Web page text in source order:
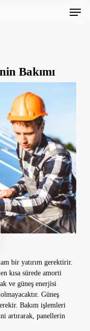
Menu
Bakımı
bir yatırım gerektirir.
kısa sürede amorti
ve güneş enerjisi
Güneş
Bakım işlemleri
artırarak, panellerin